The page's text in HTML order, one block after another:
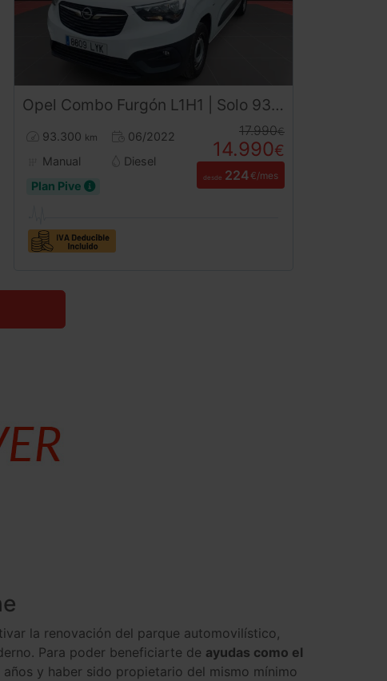
Opel Combo Furgón L1H1 | Solo 93.300 km | Desde 225€/mes
93.300 km
06/2022
Manual
Diesel
Plan Pive
17.990€
14.990€
desde 224€/mes
la renovación del parque automovilístico,
Para poder beneficiarte de ayudas como el
y haber sido propietario del mismo mínimo